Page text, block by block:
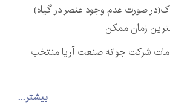
بیشتر...
زمان ممکن
شرکت جوانه صنعت آریا منتخب